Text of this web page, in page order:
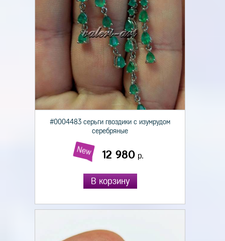
#0004483 серьги гвоздики с изумрудом
серебряные
New 12 980р.
В корзину